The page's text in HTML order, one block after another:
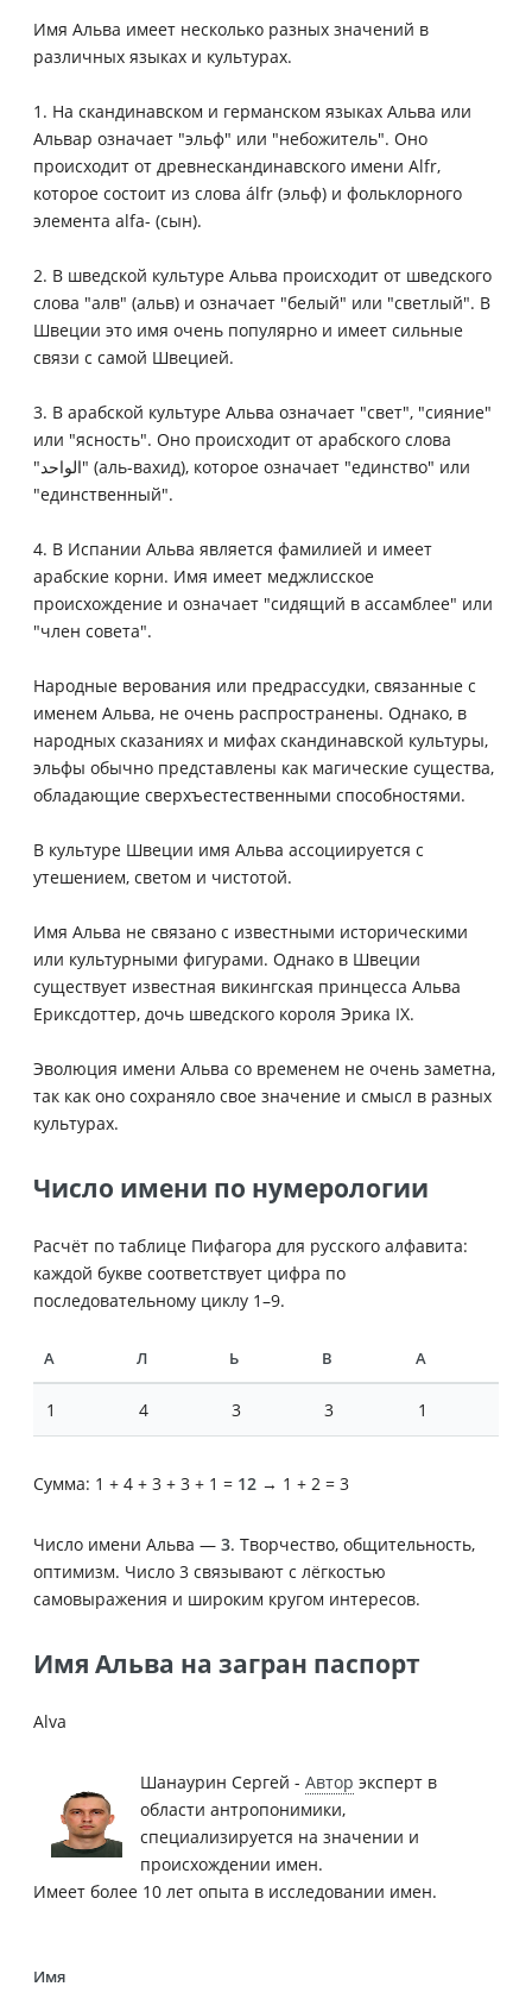
Имя Альва имеет несколько разных значений в
различных языках и культурах.
1. На скандинавском и германском языках Альва или
Альвар означает "эльф" или "небожитель". Оно
происходит от древнескандинавского имени Alfr,
которое состоит из слова álfr (эльф) и фольклорного
элемента alfa- (сын).
2. В шведской культуре Альва происходит от шведского
слова "алв" (альв) и означает "белый" или "светлый". В
Швеции это имя очень популярно и имеет сильные
связи с самой Швецией.
3. В арабской культуре Альва означает "свет", "сияние"
или "ясность". Оно происходит от арабского слова
"الواحد" (аль-вахид), которое означает "единство" или
"единственный".
4. В Испании Альва является фамилией и имеет
арабские корни. Имя имеет меджлисское
происхождение и означает "сидящий в ассамблее" или
"член совета".
Народные верования или предрассудки, связанные с
именем Альва, не очень распространены. Однако, в
народных сказаниях и мифах скандинавской культуры,
эльфы обычно представлены как магические существа,
обладающие сверхъестественными способностями.
В культуре Швеции имя Альва ассоциируется с
утешением, светом и чистотой.
Имя Альва не связано с известными историческими
или культурными фигурами. Однако в Швеции
существует известная викингская принцесса Альва
Ериксдоттер, дочь шведского короля Эрика IX.
Эволюция имени Альва со временем не очень заметна,
так как оно сохраняло свое значение и смысл в разных
культурах.
Число имени по нумерологии
Расчёт по таблице Пифагора для русского алфавита:
каждой букве соответствует цифра по
последовательному циклу 1–9.
А Л Ь В А
1 4 3 3 1
Сумма: 1 + 4 + 3 + 3 + 1 = 12 → 1 + 2 = 3
Число имени Альва — 3. Творчество, общительность,
оптимизм. Число 3 связывают с лёгкостью
самовыражения и широким кругом интересов.
Имя Альва на загран паспорт
Alva
Шанаурин Сергей - Автор эксперт в
области антропонимики,
специализируется на значении и
происхождении имен.
Имеет более 10 лет опыта в исследовании имен.
Имя